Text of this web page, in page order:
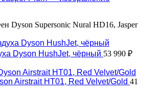
Dyson Supersonic Nural HD16, Jasper
Dyson HushJet, чёрный 53 990 ₽
Airstrait HT01, Red Velvet/Gold 41